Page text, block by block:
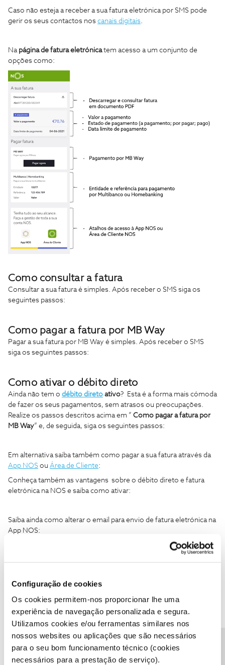
Configuração de cookies
Os cookies permitem-nos proporcionar lhe uma
experiência de navegação personalizada e segura.
Utilizamos cookies e/ou ferramentas similares nos
nossos websites ou aplicações que são necessários
para o seu bom funcionamento técnico (cookies
necessários para a prestação de serviço).
Caso não esteja a receber a sua fatura eletrónica por SMS pode
gerir os seus contactos nos canais digitais
Na página de fatura eletrónicatem acesso a um conjunto de
opções como:
Como consultar a fatura
Consultar a sua fatura é simples. Após receber o SMS siga os
seguintes passos:
Como pagar a fatura por MB Way
Pagar a sua fatura por MB Way é simples. Após receber o SMS
siga os seguintes passos:
Como ativar o débito direto
Ainda não tem o débito direto ativo? Esta é a forma mais cómoda
de fazer os seus pagamentos, sem atrasos ou preocupações.
Realize os passos descritos acima em ” Como pagar a fatura por
MB Way” e, de seguida, siga os seguintes passos:
Em alternativa saiba também como pagar a sua fatura através da
App NOS ou Área de Cliente:
Conheça também as vantagens sobre o débito direto e fatura
eletrónica na NOS e saiba como ativar:
Saiba ainda como alterar o email para envio de fatura eletrónica na
App NOS:
naApp NOS, disponível através do
Partilhe connosco quaisquer dúvidas que possam surgir. Estamos
sempre disponíveis para ajudar.
Ajude a comunidade a encontrar informação relevante. Marque